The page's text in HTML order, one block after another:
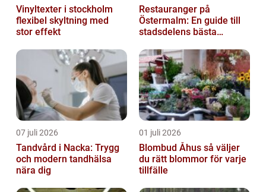
Vinyltexter i stockholm
flexibel skyltning med
stor effekt
Restauranger på
Östermalm: En guide till
stadsdelens bästa
07 juli 2026
Tandvård i Nacka: Trygg
och modern tandhälsa
nära dig
01 juli 2026
Blombud Åhus så väljer
du rätt blommor för varje
tillfälle